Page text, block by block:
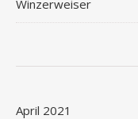
Winzerweiser
April 2021